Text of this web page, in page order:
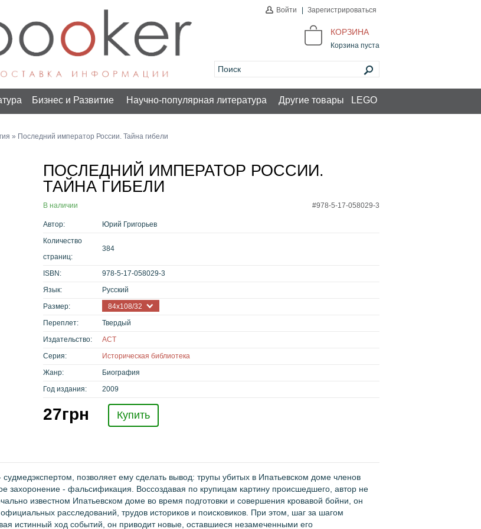
Войти Зарегистрироваться
КОРЗИНА
Корзина пуста
Бизнес и Развитие Научно-популярная литература Другие товары LEGO
» Последний император России. Тайна гибели
ПОСЛЕДНИЙ ИМПЕРАТОР РОССИИ.
ТАЙНА ГИБЕЛИ
#978-5-17-058029-3
В наличии
Автор:
Юрий Григорьев
Количество
страниц:
384
ISBN:
978-5-17-058029-3
Язык:
Русский
Размер:
84х108/32
Переплет:
Твердый
Издательство:
АСТ
Серия:
Историческая библиотека
Жанр:
Биография
Год издания:
2009
27грн Купить
позволяет ему сделать вывод: трупы убитых в Ипатьевском доме членов
захоронение - фальсификация. Воссоздавая по крупицам картину происшедшего, автор не
известном Ипатьевском доме во время подготовки и совершения кровавой бойни, он
расследований, трудов историков и поисковиков. При этом, шаг за шагом
истинный ход событий, он приводит новые, оставшиеся незамеченными его